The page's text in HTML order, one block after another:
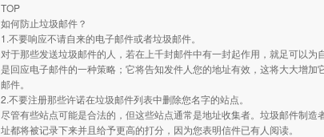
TOP
如何防止垃圾邮件？
1.不要响应不请自来的电子邮件或者垃圾邮件。
对于那些发送垃圾邮件的人，若在上千封邮件中有一封起作用，就足可以
是回应电子邮件的一种策略；它将告知发件人您的地址有效，这将大大增
邮件。
2.不要注册那些许诺在垃圾邮件列表中删除您名字的站点。
尽管有些站点可能是合法的，但这些站点通常是地址收集者。垃圾邮件制
址都将被记录下来并且给予更高的打分，因为您表明信件已有人阅读。